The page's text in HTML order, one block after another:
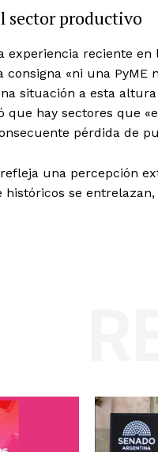
sector productivo
experiencia reciente en
consigna «ni una
situación a esta
que hay sectores que
pérdida de
una percepción
históricos se